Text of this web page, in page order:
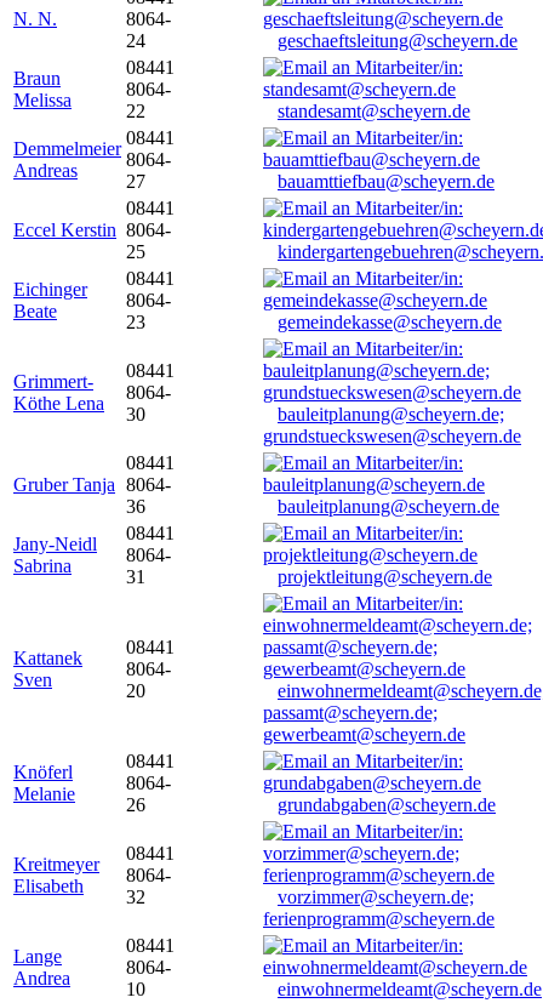
N. N.
8064-
24
geschaeftsleitung@scheyern.de
Braun
Melissa
08441
8064-
22
standesamt@scheyern.de
Demmelmeier
Andreas
08441
8064-
27
bauamttiefbau@scheyern.de
Eccel Kerstin
08441
8064-
25
Eichinger
Beate
08441
8064-
23
gemeindekasse@scheyern.de
Grimmert-
Köthe Lena
08441
8064-
30
bauleitplanung@scheyern.de;
grundstueckswesen@scheyern.de
Gruber Tanja
08441
8064-
36
bauleitplanung@scheyern.de
Jany-Neidl
Sabrina
08441
8064-
31
projektleitung@scheyern.de
Kattanek
Sven
08441
8064-
20
passamt@scheyern.de;
gewerbeamt@scheyern.de
Knöferl
Melanie
08441
8064-
26
grundabgaben@scheyern.de
Kreitmeyer
Elisabeth
08441
8064-
32
vorzimmer@scheyern.de;
ferienprogramm@scheyern.de
Lange
Andrea
08441
8064-
10
einwohnermeldeamt@scheyern.de